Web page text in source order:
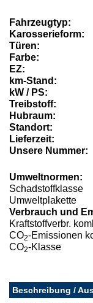
Fahrzeugtyp:
Karosserieform:
Türen:
Farbe:
EZ:
km-Stand:
kW / PS:
Treibstoff:
Hubraum:
Standort:
Lieferzeit:
Unsere Nummer:
Umweltnormen:
Schadstoffklasse
Umweltplakette
Verbrauch und
Kraftstoffverbr.
CO2-Emissionen
CO2-Klasse
Beschreibung /